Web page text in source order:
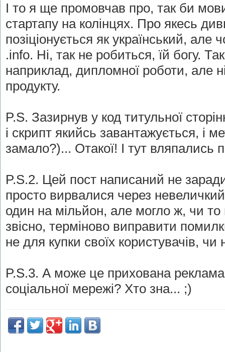
І то я ще промовчав про, так би
стартапу на колінцях. Про якесь
позіціонується як український, але
.info. Ні, так не робиться, їй богу.
наприклад, дипломної роботи, але
продукту.
P.S. Зазирнув у код титульної
і скрипт якийсь завантажується, і
замало?)... Отакої! І тут вляпались
P.S.2. Цей пост написаний не
просто вирвалися через
один на мільйон, але могло ж, чи
звісно, терміново виправити
не для купки своїх користувачів, чи
P.S.3. А може це прихована реклама
соціальної мережі? Хто зна... ;)